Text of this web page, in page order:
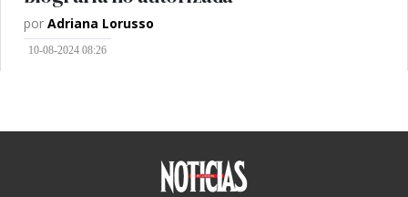
por Adriana Lorusso
10-08-2024 08:26